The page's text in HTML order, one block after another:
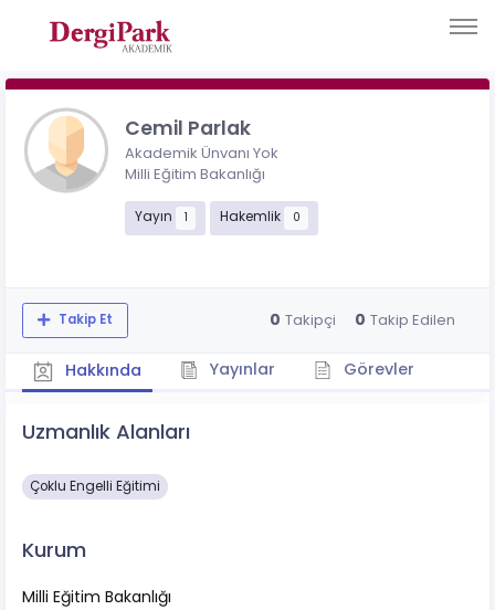
Cemil Parlak
Akademik Ünvanı Yok
Milli Eğitim Bakanlığı
Yayın 1 Hakemlik 0
Takip Et 0 Takipçi 0 Takip Edilen
Hakkında Yayınlar Görevler
Uzmanlık Alanları
Çoklu Engelli Eğitimi
Kurum
Milli Eğitim Bakanlığı